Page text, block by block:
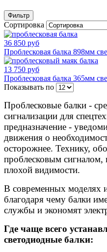
Фильтр
Сортировка
36 850 руб
Проблесковая балка 898мм
13 750 руб
Проблесковая балка 365мм
Показывать по
Проблесковые балки -
сигнализации для
предназначение -
движения о
осторожнее. Технику,
проблесковым сигналом,
плохой видимости.
В современных моделях
благодаря чему балки
службы и экономят
Где чаще всего
светодиодные балки: